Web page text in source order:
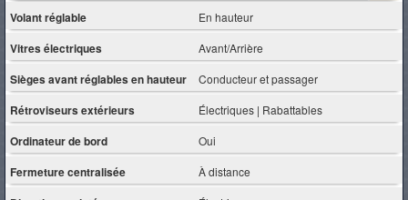
Volant réglable En hauteur
Vitres électriques Avant/Arrière
Sièges avant réglables en hauteur Conducteur et passager
Rétroviseurs extérieurs Électriques | Rabattables
Ordinateur de bord Oui
Fermeture centralisée À distance